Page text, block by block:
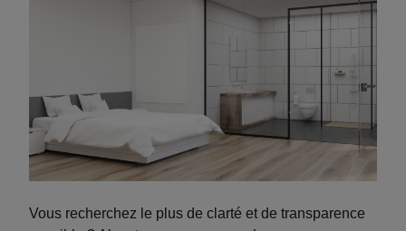
Vous recherchez le plus de clarté et de transparence